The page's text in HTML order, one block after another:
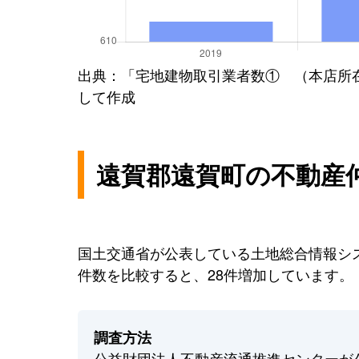
出典：「宅地建物取引業者数① （本店所
して作成
遠賀郡遠賀町の不動産
国土交通省が公表している土地総合情報
件数を比較すると、28件増加しています。
調査方法